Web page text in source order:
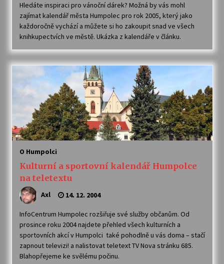
14. 7. 2026
odkaz Josefa Čapka
13. 7. 2026
Varhanní recitál Michala Novenka v Klášteře
Želiv
3. 7. 2026
Petr Adamec – Malovaný svět
Hledáte inspiraci pro vánoční dárek? Možná by vás mohl
zajímat kalendář města Humpolec pro rok 2005, který jako
každoročně vychází a můžete si ho zakoupit snad ve všech
knihkupectvích ve městě. Ukázka z kalendáře v článku.
O Humpolci
Kulturní a sportovní kalendář Humpolce
na teletextu
Axl 14. 12. 2004
InfoCentrum Humpolec rozšiřuje své služby občanům. Od
prosince roku 2004 najdete přehled všech kulturních a
sportovních akcí v Humpolci také pohodlně u vás doma – stačí
zapnout televizi! a nalistovat teletext TV Nova stránku 685.
Blahopřejeme ke svělému počinu.